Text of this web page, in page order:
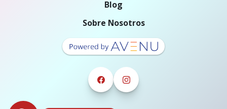
Blog
Sobre Nosotros